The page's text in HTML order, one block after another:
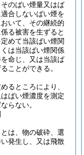
のばい煙量又はば
合しないばい煙を
いて、その継続的
る被害を生ずると
めて当該ばい煙関
は当該ばい煙関係
命じ、又は当該ば
ことができる。
るところにより、
ばい煙濃度を測定
らない。
は、物の破砕、選
発生し、又は飛散